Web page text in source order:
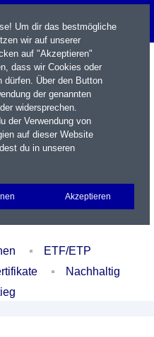
Portfolio Login
ETF/ETP
Nachhaltig
Um dir das bestmögliche
wir auf unserer
auf "Akzeptieren"
dass wir Cookies oder
dürfen. Über den Button
der genannten
widersprechen.
der Verwendung von
auf dieser Website
du in unseren
Akzeptieren